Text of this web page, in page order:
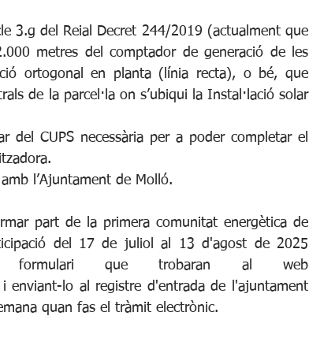
3.g del Reial Decret 244/2019 (actualment que
metres del comptador de generació de les
ortogonal en planta (línia recta), o bé, que
de la parcel·la on s’ubiqui la Instal·lació solar
del CUPS necessària per a poder completar el
l’Ajuntament de Molló.
part de la primera comunitat energètica de
del 17 de juliol al 13 d'agost de 2025
enviant-lo al registre d'entrada de l'ajuntament
quan fas el tràmit electrònic.